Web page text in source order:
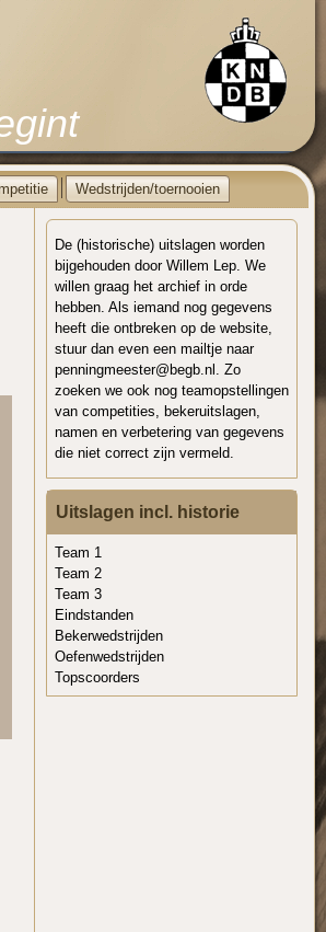
Wedstrijden/toernooien
De (historische) uitslagen worden
bijgehouden door Willem Lep. We
willen graag het archief in orde
hebben. Als iemand nog gegevens
heeft die ontbreken op de website,
stuur dan even een mailtje naar
penningmeester@begb.nl. Zo
zoeken we ook nog teamopstellingen
van competities, bekeruitslagen,
namen en verbetering van gegevens
die niet correct zijn vermeld.
Uitslagen incl. historie
Team 1
Team 2
Team 3
Eindstanden
Bekerwedstrijden
Oefenwedstrijden
Topscoorders